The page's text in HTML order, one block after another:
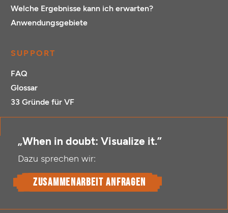
Welche Ergebnisse kann ich erwarten?
Anwendungsgebiete
SUPPORT
FAQ
Glossar
33 Gründe für VF
„When in doubt: Visualize it.”
Dazu sprechen wir:
Zusammenarbeit anfragen